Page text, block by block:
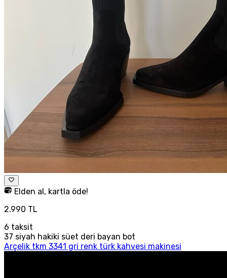
Elden al, kartla öde!
2.990 TL
6 taksit
37 siyah hakiki süet deri bayan bot
Arçelik tkm 3341 gri renk türk kahvesi makinesi